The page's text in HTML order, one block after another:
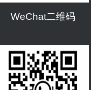
WeChat二维码